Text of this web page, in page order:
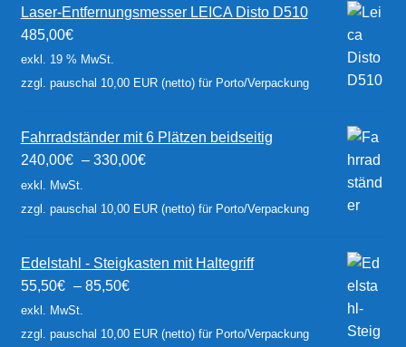
Laser-Entfernungsmesser LEICA Disto D510
485,00€
exkl. 19 % MwSt.
zzgl. pauschal 10,00 EUR (netto) für Porto/Verpackung
Fahrradständer mit 6 Plätzen beidseitig
240,00€ – 330,00€
exkl. MwSt.
zzgl. pauschal 10,00 EUR (netto) für Porto/Verpackung
Edelstahl - Steigkasten mit Haltegriff
55,50€ – 85,50€
exkl. MwSt.
zzgl. pauschal 10,00 EUR (netto) für Porto/Verpackung